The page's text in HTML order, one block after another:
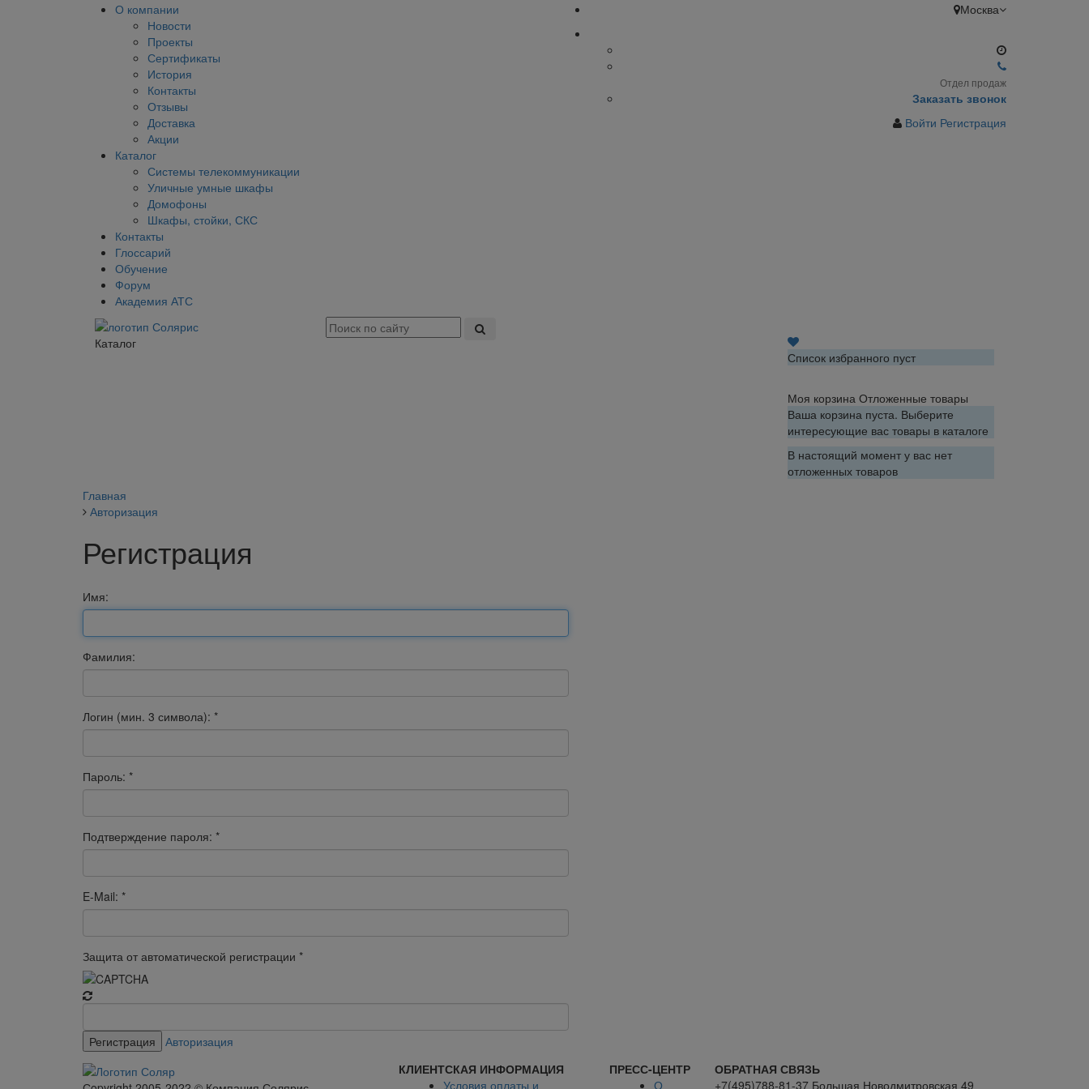
О компании
Новости
Проекты
Сертификаты
История
Контакты
Отзывы
Доставка
Акции
Каталог
Системы телекоммуникации
Уличные умные шкафы
Домофоны
Шкафы, стойки, СКС
Контакты
Глоссарий
Обучение
Форум
Академия АТС
Москва
Отдел продаж
Заказать звонок
Войти Регистрация
Каталог
Список избранного пуст
Моя корзина Отложенные товары
Ваша корзина пуста. Выберите
интересующие вас товары в каталоге
В настоящий момент у вас нет
отложенных товаров
Главная
Авторизация
Регистрация
Имя:
Фамилия:
Логин (мин. 3 символа): *
Пароль: *
Подтверждение пароля: *
E-Mail: *
Защита от автоматической регистрации *
Авторизация
КЛИЕНТСКАЯ ИНФОРМАЦИЯ ПРЕСС-ЦЕНТР
ОБРАТНАЯ СВЯЗЬ
Условия оплаты и
О +7(495)788-81-37 Большая Новодмитровская 49